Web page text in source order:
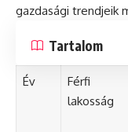
gazdasági trendjeik
Tartalom
Év
Férfi
lakosság